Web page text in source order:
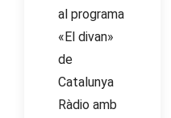
al programa
«El divan»
de
Catalunya
Ràdio amb